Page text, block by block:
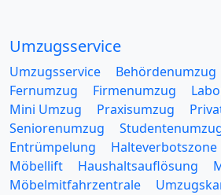
Umzugsservice
Umzugsservice Behördenumzug
Fernumzug
Firmenumzug
Mini Umzug
Praxisumzug
Seniorenumzug
Entrümpelung
Halteverbotszone
Möbellift
Haushaltsauflösung
Möbelmitfahrzentrale